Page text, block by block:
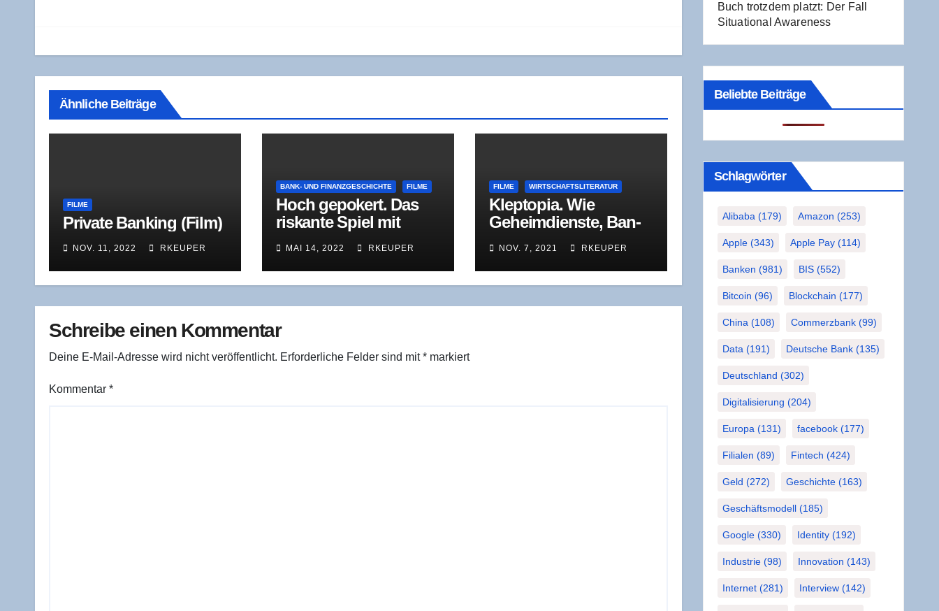
Ähnliche Beiträge
FILME
Pri­va­te Ban­king (Film)
NOV. 11, 2022 RKEUPER
BANK- UND FINANZGESCHICHTE FILME
Hoch gepo­kert. Das
ris­kan­te Spiel mit
MAI 14, 2022 RKEUPER
FILME WIRTSCHAFTSLITERATUR
Klep­top­ia. Wie
Geheim­diens­te, Ban­
schmut­zi­gem Geld die
Welt erobern
NOV. 7, 2021 RKEUPER
Schreibe einen Kommentar
Deine E-Mail-Adresse wird nicht veröffentlicht. Erforderliche Felder sind mit* markiert
Kommentar *
Buch trotz­dem platzt: Der Fall
Situa­tio­nal Awareness
Beliebte Beiträge
Schlag­wör­ter
Alibaba (179) Amazon (253)
Apple(343) Apple Pay(114)
Banken (981) BIS(552)
Bitcoin (96) Blockchain (177)
China (108) Commerzbank(99)
Data (191) Deutsche Bank(135)
Deutschland (302)
Digitalisierung (204)
Europa (131) facebook(177)
Filialen (89) Fintech (424)
Geld (272) Geschichte(163)
Geschäftsmodell(185)
Google(330) Identity(192)
Industrie(98) Innovation (143)
Internet(281) Interview(142)